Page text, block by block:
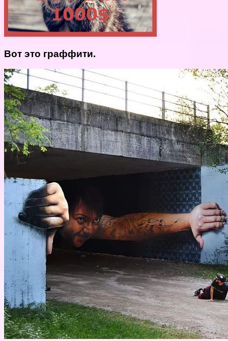
Вот это граффити.